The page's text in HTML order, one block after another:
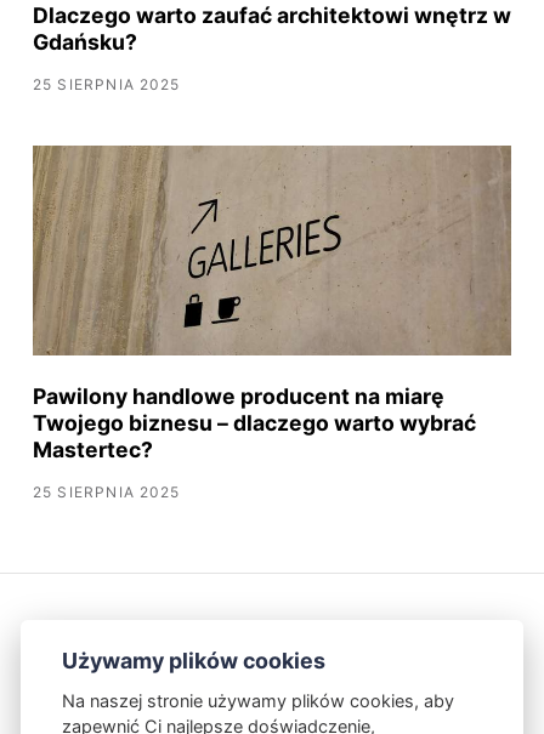
Dlaczego warto zaufać architektowi wnętrz w
Gdańsku?
25 SIERPNIA 2025
Pawilony handlowe producent na miarę
Twojego biznesu – dlaczego warto wybrać
Mastertec?
25 SIERPNIA 2025
Używamy plików cookies
Na naszej stronie używamy plików cookies, aby
zapewnić Ci najlepsze doświadczenie,